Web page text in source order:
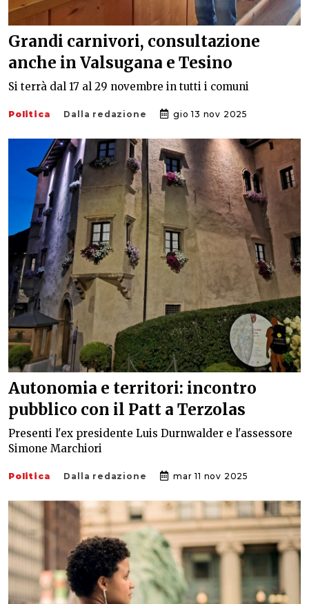
Grandi carnivori, consultazione
anche in Valsugana e Tesino
Si terrà dal 17 al 29 novembre in tutti i comuni
Politica Dalla redazione gio 13 nov 2025
Autonomia e territori: incontro
pubblico con il Patt a Terzolas
Presenti l'ex presidente Luis Durnwalder e l'assessore
Simone Marchiori
Politica Dalla redazione mar 11 nov 2025